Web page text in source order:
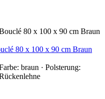
80 x 100 x 90 cm Braun
braun · Polsterung: